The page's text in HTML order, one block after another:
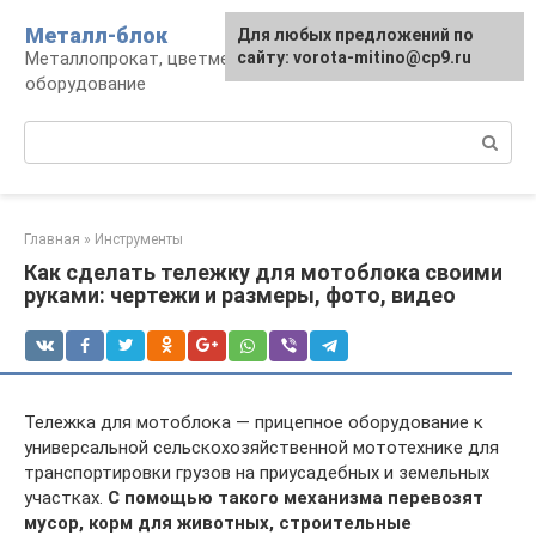
контенту
Металл-блок
Металлопрокат, цветмет, обработка и
оборудование
Главная » Инструменты
Как сделать тележку для мотоблока своими
руками: чертежи и размеры, фото, видео
Тележка для мотоблока — прицепное оборудование к
универсальной сельскохозяйственной мототехнике для
транспортировки грузов на приусадебных и земельных
участках. С помощью такого механизма перевозят
мусор, корм для животных, строительные
Для любых предложений по
сайту: vorota-mitino@cp9.ru